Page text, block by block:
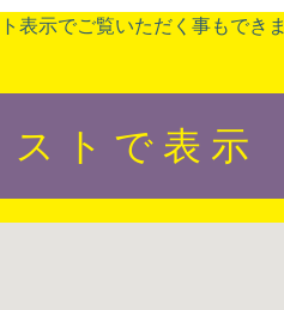
表示でご覧いただく事もできま
ストで表示